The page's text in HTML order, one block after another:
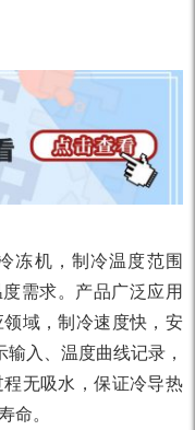
冻机，制冷温度范围
需求。产品广泛应用
域，制冷速度快，安
入、温度曲线记录，
无吸水，保证冷导热
命。